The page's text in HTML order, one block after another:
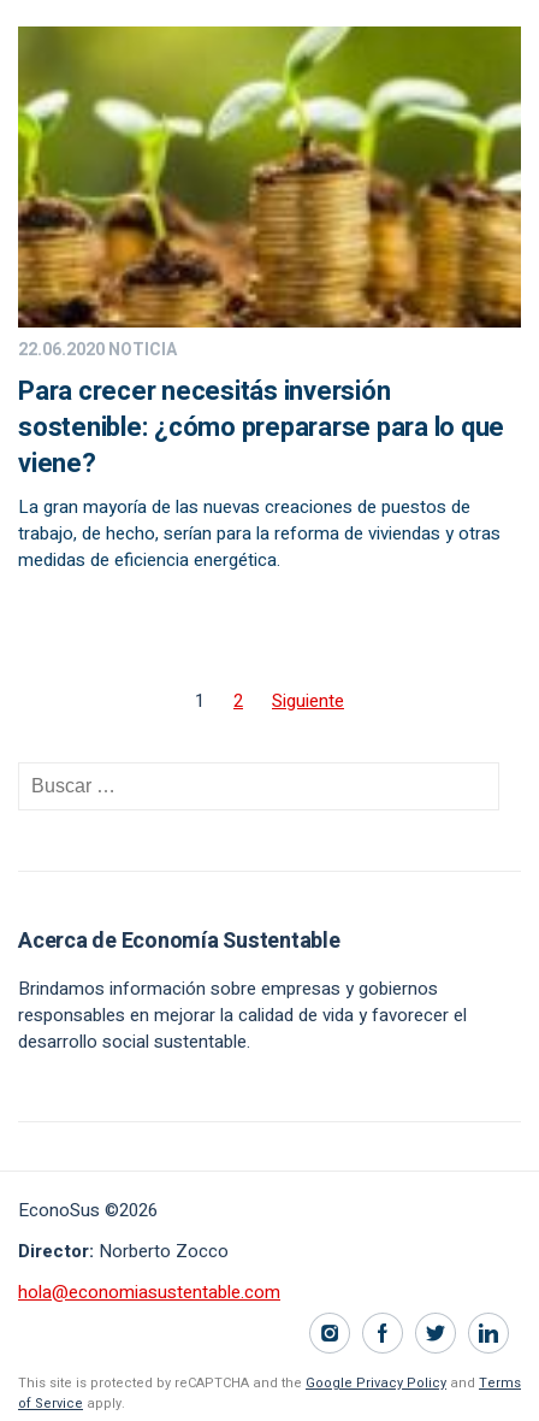
22.06.2020NOTICIA
Para crecer necesitás inversión
sostenible: ¿cómo prepararse para lo que
viene?
La gran mayoría de las nuevas creaciones de puestos de
trabajo, de hecho, serían para la reforma de viviendas y otras
medidas de eficiencia energética.
1 2 Siguiente
Acerca de Economía Sustentable
Brindamos información sobre empresas y gobiernos
responsables en mejorar la calidad de vida y favorecer el
desarrollo social sustentable.
EconoSus ©2026
Director: Norberto Zocco
hola@economiasustentable.com
This site is protected by reCAPTCHA and the Google Privacy Policy and Terms
of Service apply.